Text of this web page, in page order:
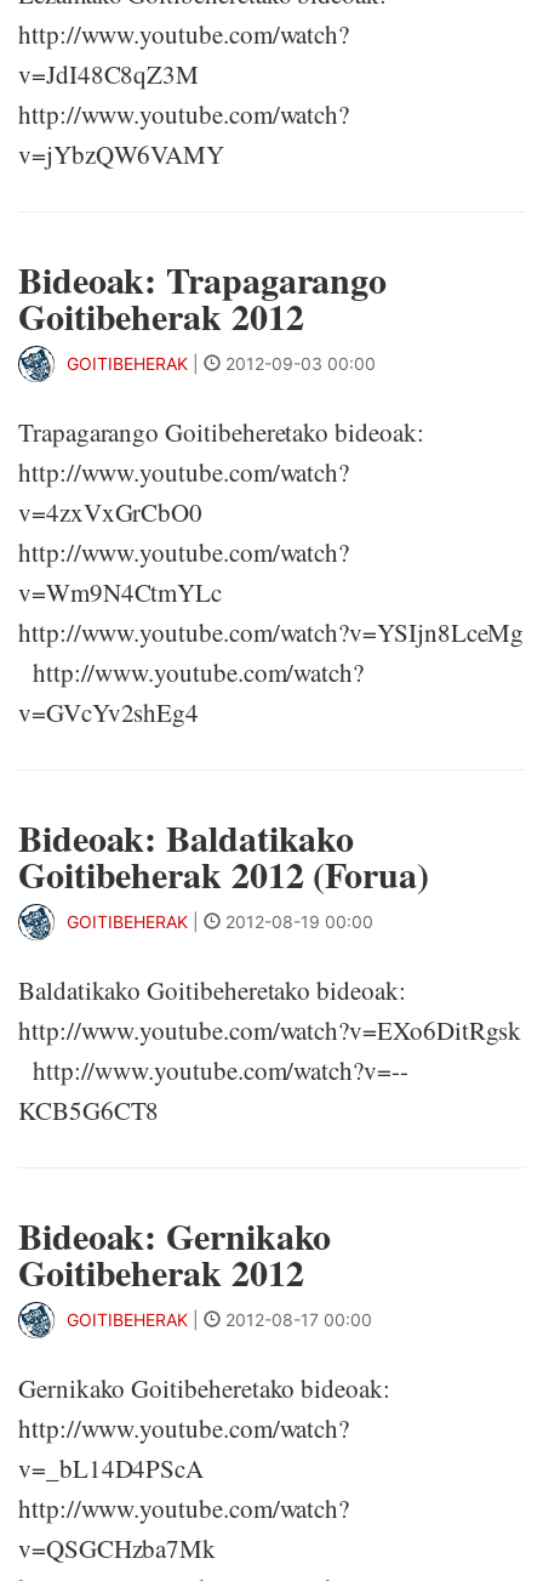
http://www.youtube.com/watch?
v=JdI48C8qZ3M
http://www.youtube.com/watch?
v=jYbzQW6VAMY
Bideoak: Trapagarango
Goitibeherak 2012
GOITIBEHERAK 2012-09-03 00:00
Trapagarango Goitibeheretako bideoak:
http://www.youtube.com/watch?
v=4zxVxGrCbO0
http://www.youtube.com/watch?
v=Wm9N4CtmYLc
http://www.youtube.com/watch?v=YSIjn8LceMg
http://www.youtube.com/watch?
v=GVcYv2shEg4
Bideoak: Baldatikako
Goitibeherak 2012 (Forua)
GOITIBEHERAK 2012-08-19 00:00
Baldatikako Goitibeheretako bideoak:
http://www.youtube.com/watch?v=EXo6DitRgsk
http://www.youtube.com/watch?v=--
KCB5G6CT8
Bideoak: Gernikako
Goitibeherak 2012
GOITIBEHERAK 2012-08-17 00:00
Gernikako Goitibeheretako bideoak:
http://www.youtube.com/watch?
v=_bL14D4PScA
http://www.youtube.com/watch?
v=QSGCHzba7Mk